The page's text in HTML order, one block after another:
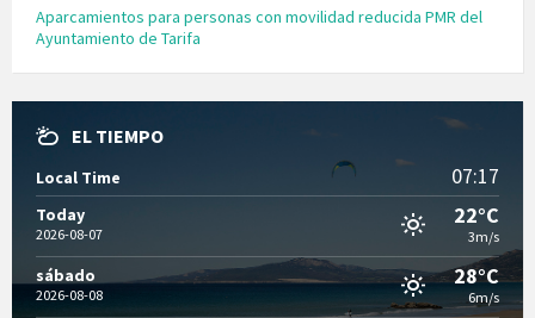
Aparcamientos para personas con movilidad reducida PMR del
Ayuntamiento de Tarifa
EL TIEMPO
Local Time 07:17
Today
2026-08-07
22°C
3m/s
sábado
2026-08-08
28°C
6m/s